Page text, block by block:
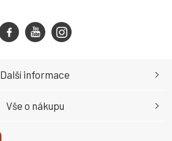
Další informace
Vše o nákupu